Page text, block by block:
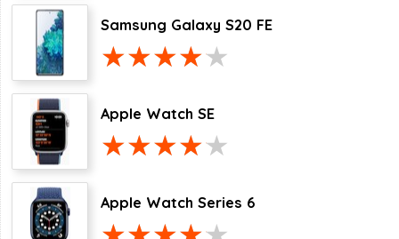
Samsung Galaxy S20 FE
Apple Watch SE
Apple Watch Series 6